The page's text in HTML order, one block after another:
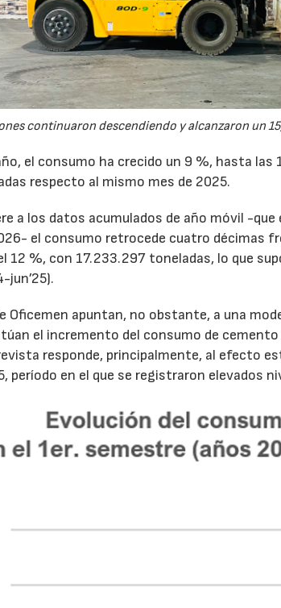
continuaron descendiendo y alcanzaron un
el consumo ha crecido un 9 %, hasta
respecto al mismo mes de 2025.
a los datos acumulados de año móvil -
el consumo retrocede cuatro décimas
12 %, con 17.233.297 toneladas, lo que
jun’25).
Oficemen apuntan, no obstante, a una
el incremento del consumo de
responde, principalmente, al efecto
período en el que se registraron elevados